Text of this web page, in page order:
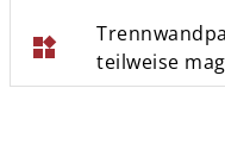
widgets
teilweise